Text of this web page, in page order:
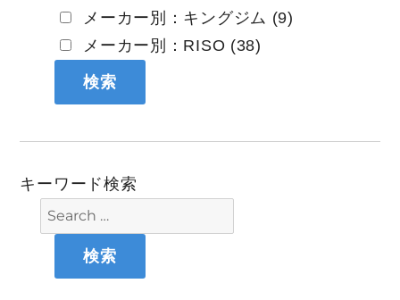
メーカー別：キングジム (9)
メーカー別：RISO (38)
キーワード検索